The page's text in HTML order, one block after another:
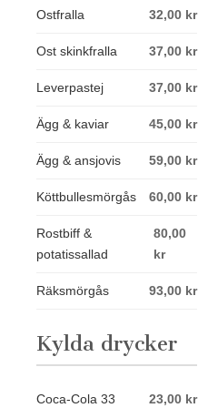
Ostfralla 32,00 kr
Ost skinkfralla 37,00 kr
Leverpastej 37,00 kr
Ägg & kaviar 45,00 kr
Ägg & ansjovis 59,00 kr
Köttbullesmörgås 60,00 kr
Rostbiff &
potatissallad
80,00
kr
Räksmörgås 93,00 kr
Kylda drycker
Coca-Cola 33 23,00 kr